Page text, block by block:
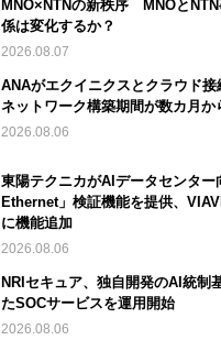
MNO×NTNの新秩序 MNOとNTN
係は変化するか？
2026.08.07
ANAがエクイニクスとクラウド接
ネットワーク構築期間が数カ月か
2026.08.06
東陽テクニカがAIデータセンター
Ethernet」検証機能を提供、
に機能追加
2026.08.06
NRIセキュア、独自開発のAI統制
たSOCサービスを運用開始
2026.08.06